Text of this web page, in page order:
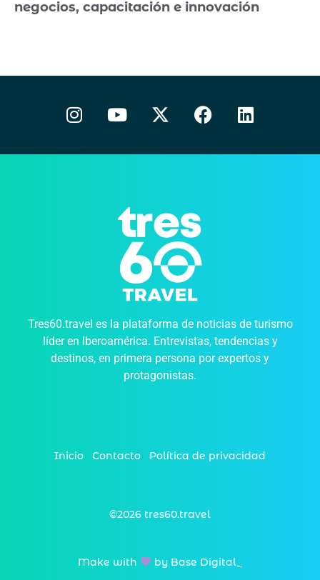
negocios, capacitación e innovación
Tres60.travel es la plataforma de noticias de turismo
líder en Iberoamérica. Entrevistas, tendencias y
destinos, en primera persona por expertos y
protagonistas.
Inicio Contacto Política de privacidad
©2026 tres60.travel
Make with by Base Digital_